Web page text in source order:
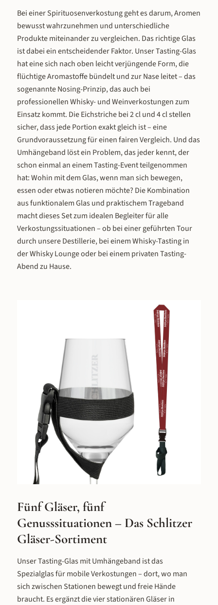
Gastronomie. Der Ausgießer passt auf
alle Schlitzer Whiskyflaschen (außer
Whisky Liqueur und Anno 812er) und
überzeugt durch langlebiges Material
sowie präzise Verarbeitung. Ob als
stilvolles Accessoire oder praktisches
Werkzeug – mit dem
Glaskolbenausgießer wird jeder
Genussmoment perfekt abgerundet.
dafür, dass der Beschenkte die
Spirituose sofort im passenden
genießen kann. Wählen Sie aus
Varianten die passende Sorte:
Haselnuss (35 % Vol.), Milde
(35 % Vol.), Milde Williams Birne
Vol.), Milde Zwetschge (35 % Vol.),
Marille (38 % Vol.) oder Whisky
durchweg Bestnoten – ob als
Geburtstagsgeschenk,
Jubiläumsüberraschung oder
Mitbringsel. Sechs Varianten – Für
Geschmack das passende
Milde Haselnuss (35 % Vol.)
mit dem vollen Aroma
Haselnüsse und einer
Kakaonote – nussig, warm und
winterlich. Die Milde Himbeere
Vol.) fängt den Geschmack
Sommerfrüchte ein – fruchtig,
mit einer feinen Beerenintensität.
Milde Williams Birne (35 % Vol.)
das saftige, florale Aroma der
reifer Zwetschgen – fruchtig,
mit einem Hauch Pflaumensüße.
Milde Marille (38 % Vol.)
dem sonnigen Aroma reifer
etwas kräftiger im Charakter,
Milde zu verlieren. Und der
Liqueur (32 % Vol.) verbindet
malzige Wärme unseres
Whiskys mit einer harmonischen
ein milder Einstieg in die
Allen sechs Varianten gemeinsam
Philosophie der zugänglichen
Voller Geschmack, angenehm
Gaumen und ohne die Schärfe,
manchen Genießer bei
hochprozentigeren Spirituosen
Destillerie. Unsere
für bewusstes Tasting geeignet
hochwertig gestaltet – ein
Geschenk, das ohne
Verpacken oder Einwickeln
Bei einer Spirituosenverkostung geht es darum, Aromen
bewusst wahrzunehmen und unterschiedliche
Produkte miteinander zu vergleichen. Das richtige Glas
ist dabei ein entscheidender Faktor. Unser Tasting-Glas
hat eine sich nach oben leicht verjüngende Form, die
flüchtige Aromastoffe bündelt und zur Nase leitet – das
sogenannte Nosing-Prinzip, das auch bei
professionellen Whisky- und Weinverkostungen zum
Einsatz kommt. Die Eichstriche bei 2 cl und 4 cl stellen
sicher, dass jede Portion exakt gleich ist – eine
Grundvoraussetzung für einen fairen Vergleich. Und das
Umhängeband löst ein Problem, das jeder kennt, der
schon einmal an einem Tasting-Event teilgenommen
hat: Wohin mit dem Glas, wenn man sich bewegen,
essen oder etwas notieren möchte? Die Kombination
aus funktionalem Glas und praktischem Trageband
macht dieses Set zum idealen Begleiter für alle
Verkostungssituationen – ob bei einer geführten Tour
durch unsere Destillerie, bei einem Whisky-Tasting in
der Whisky Lounge oder bei einem privaten Tasting-
Abend zu Hause.
Fünf Gläser, fünf
Genusssituationen – Das Schlitzer
Gläser-Sortiment
Unser Tasting-Glas mit Umhängeband ist das
Spezialglas für mobile Verkostungen – dort, wo man
sich zwischen Stationen bewegt und freie Hände
braucht. Es ergänzt die vier stationären Gläser in